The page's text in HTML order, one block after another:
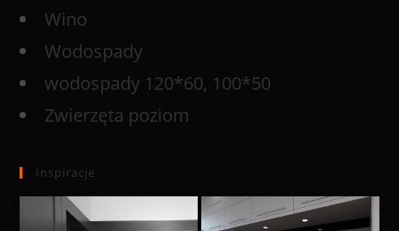
Wino
Wodospady
wodospady 120*60, 100*50
Zwierzęta poziom
Inspiracje